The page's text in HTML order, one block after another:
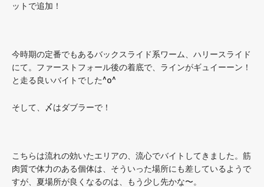
ットで追加！
今時期の定番でもあるバックスライド系ワーム、ハリースライド
にて。ファーストフォール後の着底で、ラインがギュイーーン！
と走る良いバイトでした^o^
そして、〆はダブラーで！
こちらは流れの効いたエリアの、流心でバイトしてきました。筋
肉質で体力のある個体は、そういった場所にも差しているようで
すが、夏場所が良くなるのは、もう少し先かな〜。